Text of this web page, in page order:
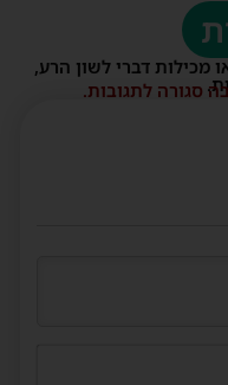
מכילות דברי לשון הרע,
סגורה לתגובות.